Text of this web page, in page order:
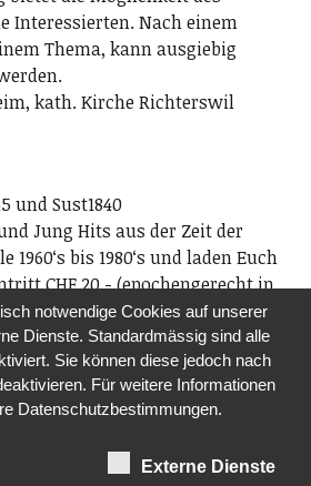
Interessierten. Nach einem
Thema, kann ausgiebig
kath. Kirche Richterswil
und Sust1840
Jung Hits aus der Zeit der
bis 1980ʻs und laden Euch
CHF 20.- (epochengerecht in
1840, Seestrasse 90, Wädenswil
und Senioren
notwendige Cookies auf unserer
Dienste. Standardmässig sind alle
Sie können diese jedoch nach
Für weitere Informationen
Datenschutzbestimmungen.
Externe Dienste